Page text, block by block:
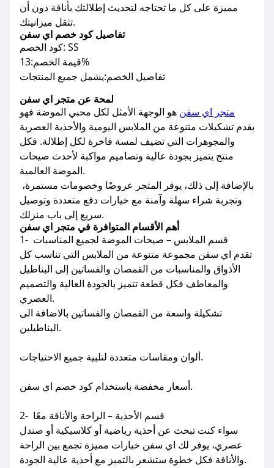
مميزة على كل ما تحتاجه لتحديث إطلالتك بأناقة دون أن
تثقل ميزانيتك.
تفاصيل كود خصم اي سفن
كود الخصم: SS
قيمة الخصم:13%
تفاصيل الخصم:يشمل جميع المنتجات
لمحة عن متجر اي سفن
متجر اي سفن هو الوجهة الأمثل لكل محبي الموضة فهو
يقدم تشكيلات متنوعة من الملابس اليومية والأحذية العصرية
والمجوهرات التي تضيف لمسة فاخرة لكل إطلالة. فكل
منتج يتميز بجودة عالية وتصاميم مواكبة لأحدث صيحات
الموضة العالمية.
وتجربة شراء سهلة وآمنة مع خيارات دفع متعددة وتوصيل
سريع إلى باب منزلك.
أهم الأقسام المتوافرة في متجر اي سفن
1- قسم الملابس – صيحات الموضة لجميع المناسبات
تقدم اي سفن مجموعة متنوعة من الملابس التي تناسب كل
الأذواق والمناسبات من القمصان والفساتين إلى البناطيل
والمعاطف فكل قطعة تتميز بالجودة العالية والتصميم
العصري.
تشكيلة واسعة من القمصان والفساتين بالاضافة الى
البناطيلين.
ألوان ومقاسات متعددة لتلبية جميع الاحتياجات.
أسعار مخفضة باستخدام كود خصم اي سفن.
2- قسم الأحذية – الراحة والأناقة معًا
سواء كنت تبحث عن أحذية رياضية أو كلاسيكية أو صندل
عصري، يوفر لك اي سفن خيارات مميزة تجمع بين الراحة
والأناقة فكل خطوة ستشعر بالتميز مع أحذية عالية الجودة.